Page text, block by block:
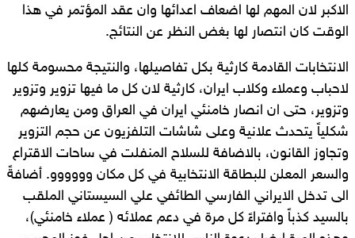
الاكبر لان المهم لها اضعاف اعدائها وان عقد المؤتمر في هذا
الوقت كان انتصار لها بغض النظر عن النتائج.
الانتخابات القادمة كارثية بكل تفاصيلها، والنتيجة محسومة كلها
لاحباب وعملاء وكلاب ايران، كارثية لان كل ما فيها تزوير وتزوير
وتزوير، حتى ان انصار خامنئي ايران في العراق ومن يعارضهم
شكلياً يتحدث علانية وعلى شاشات التلفزيون عن حجم التزوير
وتجاوز القانون، بالاضافة للسلاح المنفلت في ساحات الاقتراع
والسعر المعلن للبطاقة الانتخابية في كل مكان وووووو. أضافةً
الى تدخل الايراني الفارسي الطائفي علي السيستاني الملقب
بالسيد كذباً وافتراءً كل مرة في دعم عملائه ( عملاء خامنئي)،